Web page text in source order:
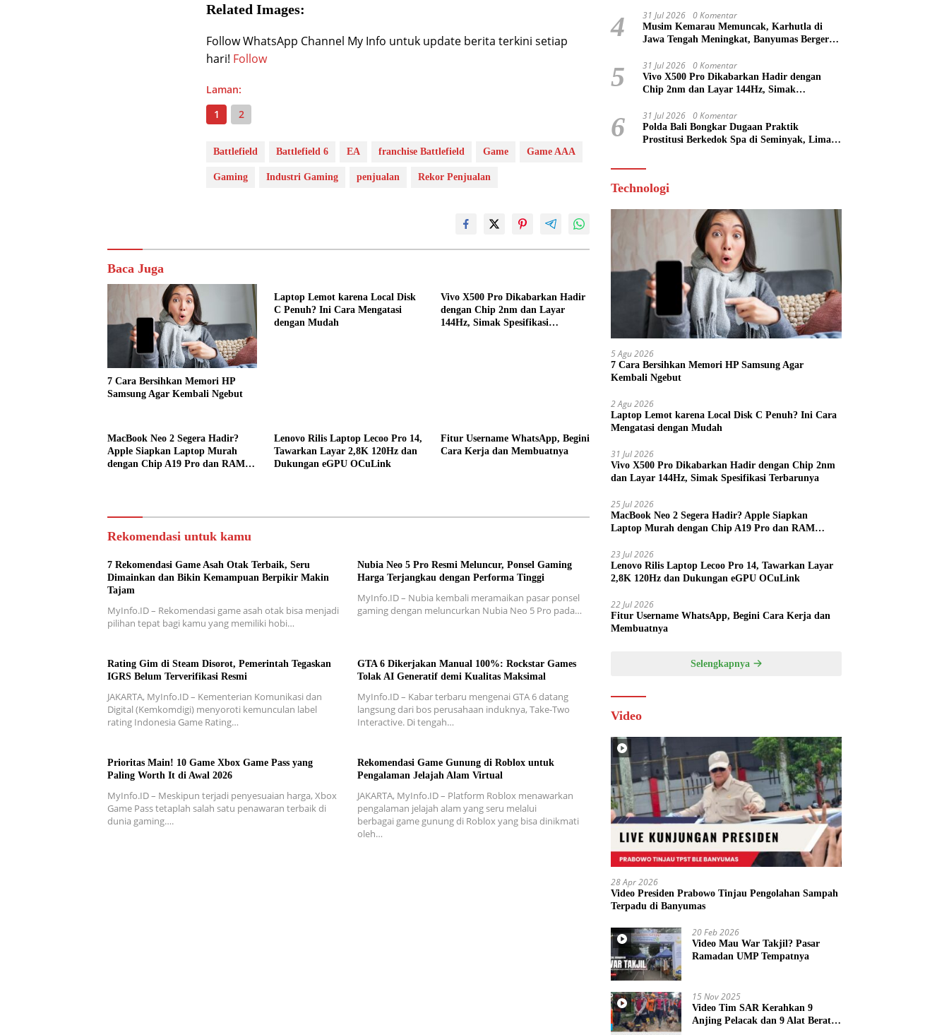
Related Images:
Follow WhatsApp Channel My Info untuk update berita terkini setiap
hari! Follow
Laman:
1
2
Battlefield Battlefield 6 EA franchise Battlefield Game Game AAA
Gaming Industri Gaming penjualan Rekor Penjualan
Baca Juga
7 Cara Bersihkan Memori HP
Samsung Agar Kembali Ngebut
Laptop Lemot karena Local Disk
C Penuh? Ini Cara Mengatasi
dengan Mudah
Vivo X500 Pro Dikabarkan Hadir
dengan Chip 2nm dan Layar
144Hz, Simak Spesifikasi
MacBook Neo 2 Segera Hadir?
Apple Siapkan Laptop Murah
dengan Chip A19 Pro dan RAM
Lenovo Rilis Laptop Lecoo Pro 14,
Tawarkan Layar 2,8K 120Hz dan
Dukungan eGPU OCuLink
Fitur Username WhatsApp, Begini
Cara Kerja dan Membuatnya
Rekomendasi untuk kamu
7 Rekomendasi Game Asah Otak Terbaik, Seru
Dimainkan dan Bikin Kemampuan Berpikir Makin
Tajam
MyInfo.ID – Rekomendasi game asah otak bisa menjadi
pilihan tepat bagi kamu yang memiliki hobi…
Nubia Neo 5 Pro Resmi Meluncur, Ponsel Gaming
Harga Terjangkau dengan Performa Tinggi
MyInfo.ID – Nubia kembali meramaikan pasar ponsel
gaming dengan meluncurkan Nubia Neo 5 Pro pada…
Rating Gim di Steam Disorot, Pemerintah Tegaskan
IGRS Belum Terverifikasi Resmi
JAKARTA, MyInfo.ID – Kementerian Komunikasi dan
Digital (Kemkomdigi) menyoroti kemunculan label
rating Indonesia Game Rating…
GTA 6 Dikerjakan Manual 100%: Rockstar Games
Tolak AI Generatif demi Kualitas Maksimal
MyInfo.ID – Kabar terbaru mengenai GTA 6 datang
langsung dari bos perusahaan induknya, Take-Two
Interactive. Di tengah…
Prioritas Main! 10 Game Xbox Game Pass yang
Paling Worth It di Awal 2026
MyInfo.ID – Meskipun terjadi penyesuaian harga, Xbox
Game Pass tetaplah salah satu penawaran terbaik di
dunia gaming….
Rekomendasi Game Gunung di Roblox untuk
Pengalaman Jelajah Alam Virtual
JAKARTA, MyInfo.ID – Platform Roblox menawarkan
pengalaman jelajah alam yang seru melalui
berbagai game gunung di Roblox yang bisa dinikmati
oleh…
4 31 Jul 2026 0 Komentar
Musim Kemarau Memuncak, Karhutla di
Jawa Tengah Meningkat, Banyumas Bergerak
5 31 Jul 2026 0 Komentar
Vivo X500 Pro Dikabarkan Hadir dengan
Chip 2nm dan Layar 144Hz, Simak
6 31 Jul 2026 0 Komentar
Polda Bali Bongkar Dugaan Praktik
Prostitusi Berkedok Spa di Seminyak, Lima
Technologi
5 Agu 2026
7 Cara Bersihkan Memori HP Samsung Agar
Kembali Ngebut
2 Agu 2026
Laptop Lemot karena Local Disk C Penuh? Ini Cara
Mengatasi dengan Mudah
31 Jul 2026
Vivo X500 Pro Dikabarkan Hadir dengan Chip 2nm
dan Layar 144Hz, Simak Spesifikasi Terbarunya
25 Jul 2026
MacBook Neo 2 Segera Hadir? Apple Siapkan
Laptop Murah dengan Chip A19 Pro dan RAM
23 Jul 2026
Lenovo Rilis Laptop Lecoo Pro 14, Tawarkan Layar
2,8K 120Hz dan Dukungan eGPU OCuLink
22 Jul 2026
Fitur Username WhatsApp, Begini Cara Kerja dan
Membuatnya
Selengkapnya
Video
28 Apr 2026
Video Presiden Prabowo Tinjau Pengolahan Sampah
Terpadu di Banyumas
20 Feb 2026
Video Mau War Takjil? Pasar
Ramadan UMP Tempatnya
15 Nov 2025
Video Tim SAR Kerahkan 9
Anjing Pelacak dan 9 Alat Berat